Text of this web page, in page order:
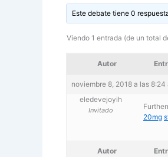
Este debate tiene 0
Viendo 1 entrada (de un total
Autor
noviembre 8, 2018 a las 8:24
eledevejoyih
Invitado
20mg
Autor